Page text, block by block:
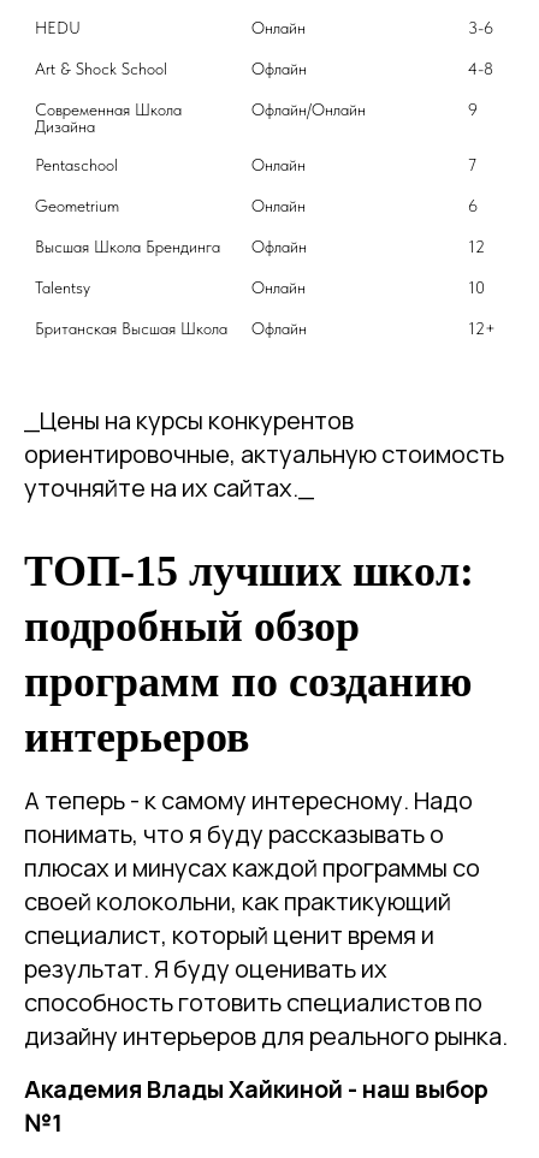
HEDU Онлайн 3-6
Art & Shock School Офлайн 4-8
Современная Школа
Дизайна
Офлайн/Онлайн 9
Pentaschool Онлайн 7
Geometrium Онлайн 6
Высшая Школа Брендинга Офлайн 12
Talentsy Онлайн 10
Британская Высшая Школа Офлайн 12+
_Цены на курсы конкурентов
ориентировочные, актуальную стоимость
уточняйте на их сайтах._
ТОП-15 лучших школ:
подробный обзор
программ по созданию
интерьеров
А теперь - к самому интересному. Надо
понимать, что я буду рассказывать о
плюсах и минусах каждой программы со
своей колокольни, как практикующий
специалист, который ценит время и
результат. Я буду оценивать их
способность готовить специалистов по
дизайну интерьеров для реального рынка.
Академия Влады Хайкиной - наш выбор
№1